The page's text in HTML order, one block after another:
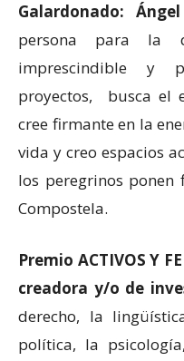
Galardonado:
persona para la
imprescindible y
proyectos, busca el
cree firmante en la
vida y creo espacios
los peregrinos ponen
Compostela.
Premio ACTIVOS Y
creadora y/o de
derecho, la
política, la